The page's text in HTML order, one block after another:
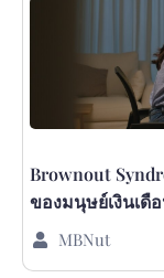
Brownout
ของมนุษย์เงินเดื
MBNut